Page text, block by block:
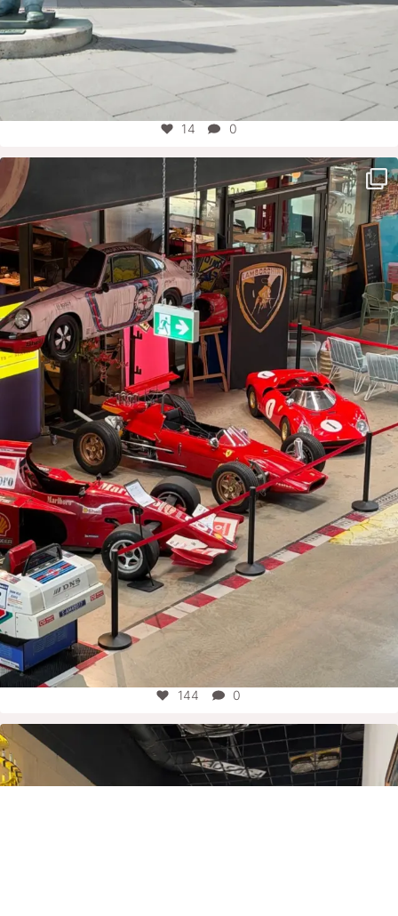
14 0
motorworld_group
Aug. 5
144 0
motorworld_group
Aug. 4